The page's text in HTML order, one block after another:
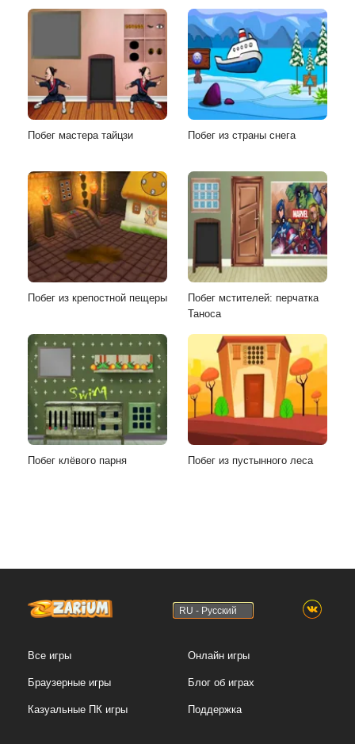
Побег мастера тайцзи Побег из страны снега
Побег из крепостной пещеры
Побег мстителей: перчатка
Таноса
Побег клёвого парня Побег из пустынного леса
RU - Русский
Все игры
Браузерные игры
Казуальные ПК игры
Онлайн игры
Блог об играх
Поддержка